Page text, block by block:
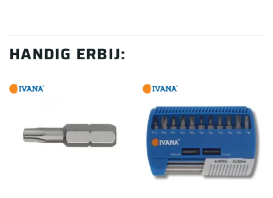
HANDIG ERBIJ: